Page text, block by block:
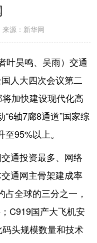
来源：新华网
昊鸣、吴雨）交通
人大四次会议第二
将加快建设现代化高
“6轴7廊8通道”国家综
95%以上。
通投资最多、网络
通网主骨架建成率
全球的三分之一，
C919国产大飞机安
头规模数量和技术